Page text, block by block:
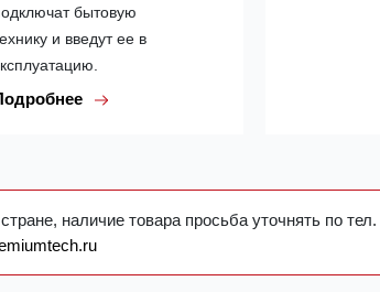
бытовую
и введут ее в
наличие товара просьба уточнять по тел.